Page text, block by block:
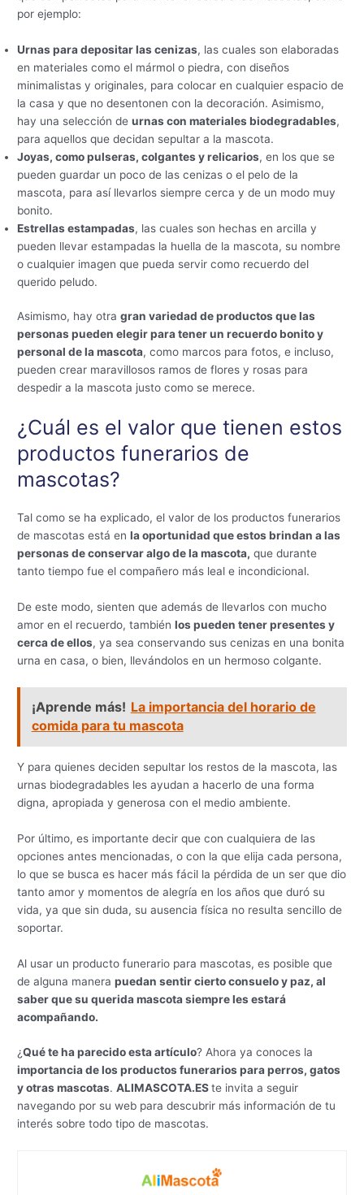
por ejemplo:
Urnas para depositar las cenizas, las cuales son elaboradas
en materiales como el mármol o piedra, con diseños
minimalistas y originales, para colocar en cualquier espacio de
la casa y que no desentonen con la decoración. Asimismo,
hay una selección deurnas con materiales biodegradables,
para aquellos que decidan sepultar a la mascota.
Joyas, como pulseras, colgantes y relicarios, en los que se
pueden guardar un poco de las cenizas o el pelo de la
mascota, para así llevarlos siempre cerca y de un modo muy
bonito.
Estrellas estampadas, las cuales son hechas en arcilla y
pueden llevar estampadas la huella de la mascota, su nombre
o cualquier imagen que pueda servir como recuerdo del
querido peludo.
Asimismo, hay otragran variedad de productos que las
personas pueden elegir para tener un recuerdo bonito y
personal de la mascota, como marcos para fotos, e incluso,
pueden crear maravillosos ramos de flores y rosas para
despedir a la mascota justo como se merece.
¿Cuál es el valor que tienen estos
productos funerarios de
mascotas?
Tal como se ha explicado, el valor de los productos funerarios
de mascotas está enla oportunidad que estos brindan a las
personas de conservar algo de la mascota, que durante
tanto tiempo fue el compañero más leal e incondicional.
De este modo, sienten que además de llevarlos con mucho
amor en el recuerdo, tambiénlos pueden tener presentes y
cerca de ellos, ya sea conservando sus cenizas en una bonita
urna en casa, o bien, llevándolos en un hermoso colgante.
¡Aprende más! La importancia del horario de
comida para tu mascota
Y para quienes deciden sepultar los restos de la mascota, las
urnas biodegradables les ayudan a hacerlo de una forma
digna, apropiada y generosa con el medio ambiente.
Por último, es importante decir que con cualquiera de las
opciones antes mencionadas, o con la que elija cada persona,
lo que se busca es hacer más fácil la pérdida de un ser que dio
tanto amor y momentos de alegría en los años que duró su
vida, ya que sin duda, su ausencia física no resulta sencillo de
soportar.
Al usar un producto funerario para mascotas, es posible que
de alguna manerapuedan sentir cierto consuelo y paz, al
saber que su querida mascota siempre les estará
acompañando.
¿Qué te ha parecido esta artículo? Ahora ya conoces la
importancia de los productos funerarios para perros, gatos
y otras mascotas.ALIMASCOTA.ESte invita a seguir
navegando por su web para descubrir más información de tu
interés sobre todo tipo de mascotas.